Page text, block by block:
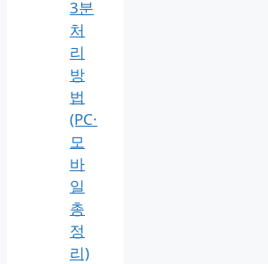
3분
처
리
방
법
(PC·
모
바
일
총
정
리)